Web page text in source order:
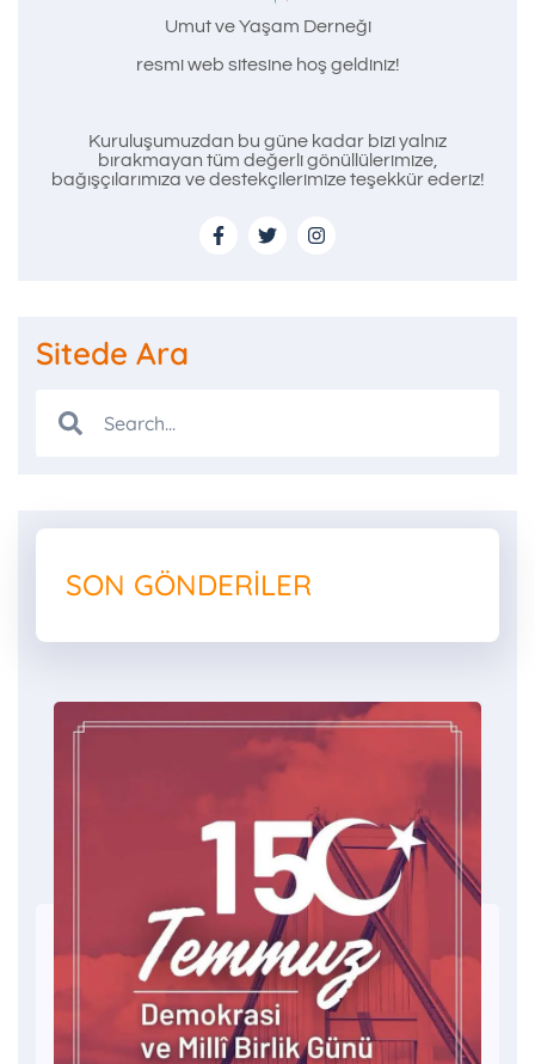
Umut ve Yaşam Derneği
resmi web sitesine hoş geldiniz!
Kuruluşumuzdan bu güne kadar bizi yalnız
bırakmayan tüm değerli gönüllülerimize,
bağışçılarımıza ve destekçilerimize teşekkür ederiz!
Sitede Ara
SON GÖNDERILER